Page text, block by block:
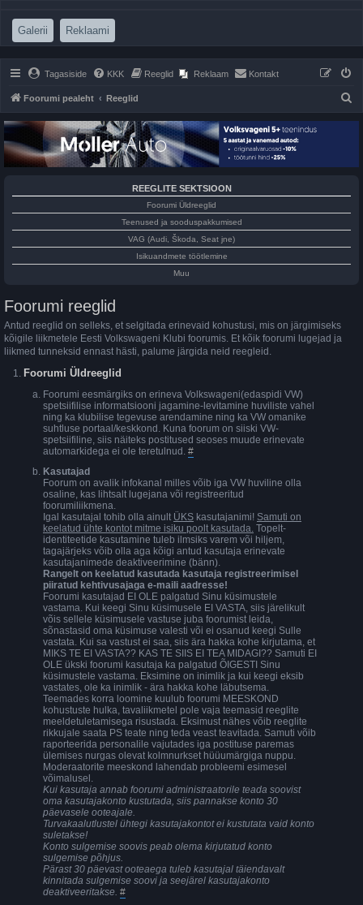
Galerii (Opens a new tab)
Reklaami
Tagasiside KKK Reeglid Reklaam Kontakt
Foorumi pealeht Reeglid
REEGLITE SEKTSIOON
Foorumi Üldreeglid
Teenused ja sooduspakkumised
VAG (Audi, Škoda, Seat jne)
Isikuandmete töötlemine
Muu
Foorumi reeglid
Antud reeglid on selleks, et selgitada erinevaid kohustusi, mis on järgimiseks
kõigile liikmetele Eesti Volkswageni Klubi foorumis. Et kõik foorumi lugejad ja
liikmed tunneksid ennast hästi, palume järgida neid reegleid.
Foorumi Üldreeglid
Foorumi eesmärgiks on erineva Volkswageni(edaspidi VW)
spetsiifilise informatsiooni jagamine-levitamine huviliste vahel
ning ka klubilise tegevuse arendamine ning ka VW omanike
suhtluse portaal/keskkond. Kuna foorum on siiski VW-
spetsiifiline, siis näiteks postitused seoses muude erinevate
automarkidega ei ole teretulnud. #
Kasutajad
Foorum on avalik infokanal milles võib iga VW huviline olla
osaline, kas lihtsalt lugejana või registreeritud
foorumiliikmena.
Igal kasutajal tohib olla ainult ÜKS kasutajanimi! Samuti on
keelatud ühte kontot mitme isiku poolt kasutada. Topelt-
identiteetide kasutamine tuleb ilmsiks varem või hiljem,
tagajärjeks võib olla aga kõigi antud kasutaja erinevate
kasutajanimede deaktiveerimine (bänn).
Rangelt on keelatud kasutada kasutaja registreerimisel
piiratud kehtivusajaga e-maili aadresse!
Foorumi kasutajad EI OLE palgatud Sinu küsimustele
vastama. Kui keegi Sinu küsimusele EI VASTA, siis järelikult
võis sellele küsimusele vastuse juba foorumist leida,
sõnastasid oma küsimuse valesti või ei osanud keegi Sulle
vastata. Kui sa vastust ei saa, siis ära hakka kohe kirjutama, et
MIKS TE EI VASTA?? KAS TE SIIS EI TEA MIDAGI?? Samuti EI
OLE ükski foorumi kasutaja ka palgatud ÕIGESTI Sinu
küsimustele vastama. Eksimine on inimlik ja kui keegi eksib
vastates, ole ka inimlik - ära hakka kohe läbutsema.
Teemades korra loomine kuulub foorumi MEESKOND
kohustuste hulka, tavaliikmetel pole vaja teemasid reeglite
meeldetuletamisega risustada. Eksimust nähes võib reeglite
rikkujale saata PS teate ning teda veast teavitada. Samuti võib
raporteerida personalile vajutades iga postituse paremas
ülemises nurgas olevat kolmnurkset hüüumärgiga nuppu.
Moderaatorite meeskond lahendab probleemi esimesel
võimalusel.
Kui kasutaja annab foorumi administraatorile teada soovist
oma kasutajakonto kustutada, siis pannakse konto 30
päevasele ooteajale.
Turvakaalutlustel ühtegi kasutajakontot ei kustutata vaid konto
suletakse!
Konto sulgemise soovis peab olema kirjutatud konto
sulgemise põhjus.
Pärast 30 päevast ooteaega tuleb kasutajal täiendavalt
kinnitada sulgemise soovi ja seejärel kasutajakonto
deaktiveeritakse. #